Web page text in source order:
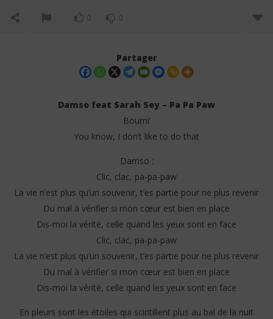
0 0
Damso feat Sarah Sey – Pa Pa Paw (Lyrics)
juillet
2025
Stone
Partager
Damso feat Sarah Sey – Pa Pa Paw
Boumi’
You know, I don’t like to do that
Damso :
Clic, clac, pa-pa-paw
La vie n’est plus qu’un souvenir, t’es partie pour ne plus revenir
Du mal à vérifier si mon cœur est bien en place
Dis-moi la vérité, celle quand les yeux sont en face
Clic, clac, pa-pa-paw
La vie n’est plus qu’un souvenir, t’es partie pour ne plus revenir
Du mal à vérifier si mon cœur est bien en place
Dis-moi la vérité, celle quand les yeux sont en face
En pleurs sont les étoiles qui scintillent plus au bal de la nuit